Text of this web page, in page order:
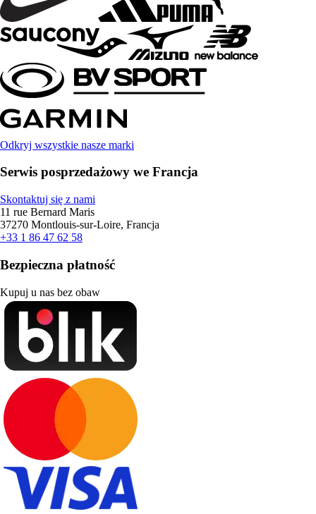
Odkryj wszystkie nasze marki
Serwis posprzedażowy we Francja
Skontaktuj się z nami
11 rue Bernard Maris
37270 Montlouis-sur-Loire, Francja
+33 1 86 47 62 58
Bezpieczna płatność
Kupuj u nas bez obaw